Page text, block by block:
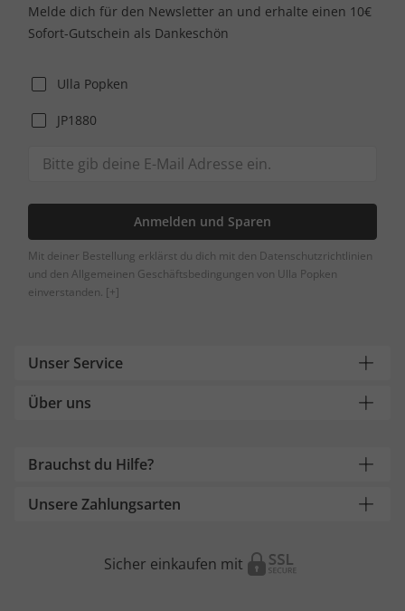
Melde dich für den Newsletter an und erhalte einen 10€
Sofort-Gutschein als Dankeschön
Ulla Popken
JP1880
Anmelden und Sparen
Mit deiner Bestellung erklärst du dich mit den Datenschutzrichtlinien
und den Allgemeinen Geschäftsbedingungen von Ulla Popken
einverstanden. [+]
Unser Service
Über uns
Brauchst du Hilfe?
Unsere Zahlungsarten
Sicher einkaufen mit